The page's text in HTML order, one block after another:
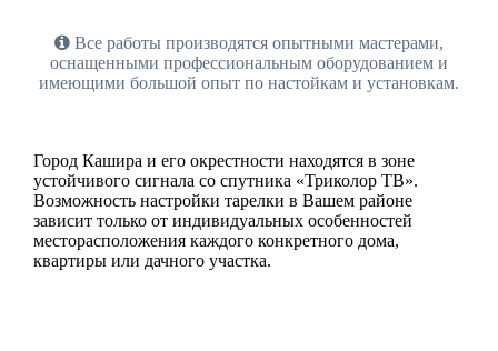
Все работы производятся опытными мастерами,
оснащенными профессиональным оборудованием и
имеющими большой опыт по настойкам и установкам.
Город Кашира и его окрестности находятся в зоне
устойчивого сигнала со спутника «Триколор ТВ».
Возможность настройки тарелки в Вашем районе
зависит только от индивидуальных особенностей
месторасположения каждого конкретного дома,
квартиры или дачного участка.